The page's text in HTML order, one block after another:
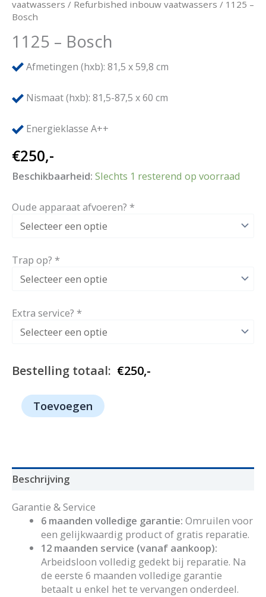
vaatwassers / Refurbished inbouw vaatwassers / 1125 –
Bosch
1125 – Bosch
Afmetingen (hxb): 81,5 x 59,8 cm
Nismaat (hxb): 81,5-87,5 x 60 cm
Energieklasse A++
€250,-
Beschikbaarheid: Slechts 1 resterend op voorraad
Oude apparaat afvoeren? *
Trap op? *
Extra service? *
Bestelling totaal: €250,-
1125 Toevoegen
Beschrijving
Garantie & Service
6 maanden volledige garantie: Omruilen voor
een gelijkwaardig product of gratis reparatie.
12 maanden service (vanaf aankoop):
Arbeidsloon volledig gedekt bij reparatie. Na
de eerste 6 maanden volledige garantie
betaalt u enkel het te vervangen onderdeel.